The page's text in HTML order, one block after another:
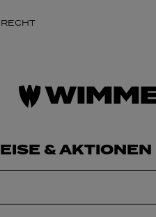
& AKTIONEN